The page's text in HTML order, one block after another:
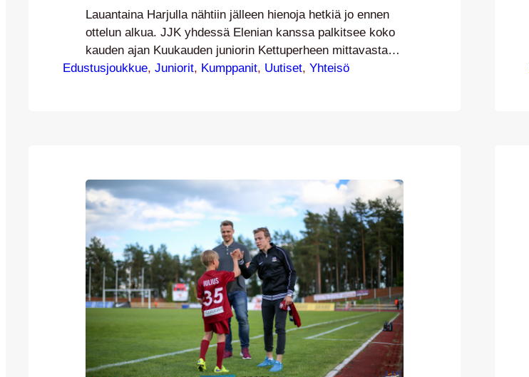
Lauantaina Harjulla nähtiin jälleen hienoja hetkiä jo ennen
ottelun alkua. JJK yhdessä Elenian kanssa palkitsee koko
kauden ajan Kuukauden juniorin Kettuperheen mittavasta
junnukatraasta. Kesäkuun osalta palkinto meni JJK-05-
Edustusjoukkue, Juniorit, Kumppanit, Uutiset, Yhteisö